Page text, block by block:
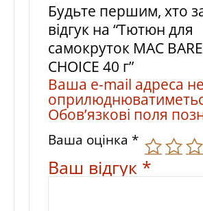
Будьте першим, хто
відгук на “Тютюн для
самокруток MAC
CHOICE 40 г”
Ваша e-mail адреса не
Обов’язкові поля
Ваша оцінка *
Ваш відгук *